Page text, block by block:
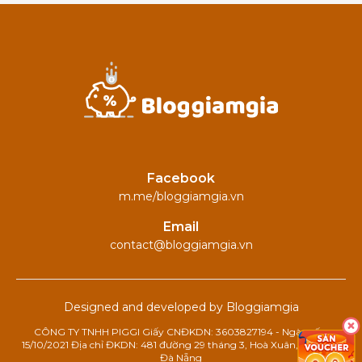
Facebook
m.me/bloggiamgia.vn
Email
contact@bloggiamgia.vn
Designed and developed by Bloggiamgia
CÔNG TY TNHH PIGGI Giấy CNĐKDN: 3603827194 - Ngày cấp:
15/10/2021 Địa chỉ ĐKDN: 481 đường 29 tháng 3, Hoà Xuân, Cẩm Lệ,
Đà Nẵng